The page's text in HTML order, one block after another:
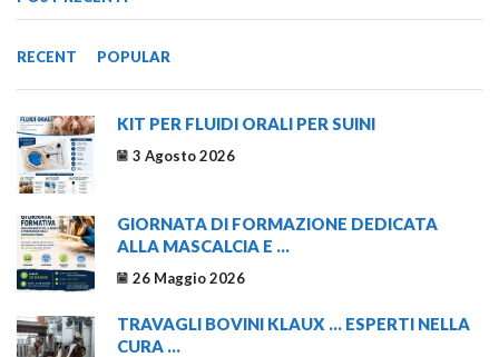
RECENT POPULAR
KIT PER FLUIDI ORALI PER SUINI
3 Agosto 2026
GIORNATA DI FORMAZIONE DEDICATA
ALLA MASCALCIA E ...
26 Maggio 2026
TRAVAGLI BOVINI KLAUX … ESPERTI NELLA
CURA ...